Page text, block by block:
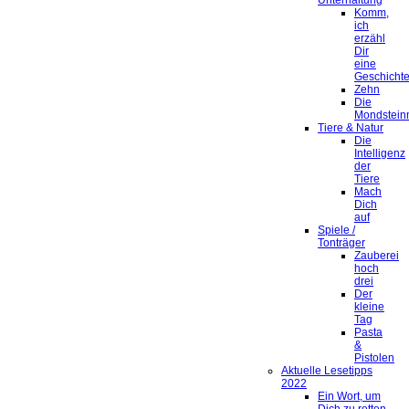
Komm,
ich
erzähl
Dir
eine
Geschichte
Zehn
Die
Tiere & Natur
Die
Intelligenz
der
Tiere
Mach
Dich
auf
Spiele /
Tonträger
Zauberei
hoch
drei
Der
kleine
Tag
Pasta
&
Pistolen
Aktuelle Lesetipps
2022
Ein Wort, um